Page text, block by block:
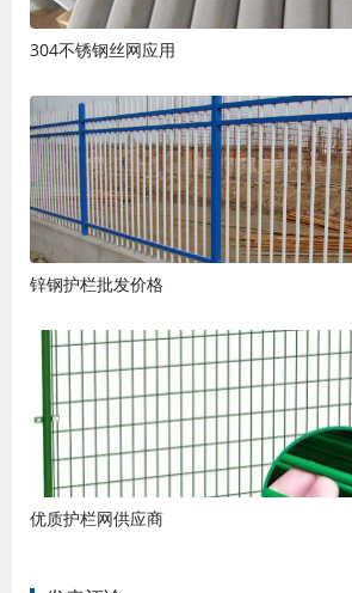
304不锈钢丝网应用
锌钢护栏批发价格
优质护栏网供应商